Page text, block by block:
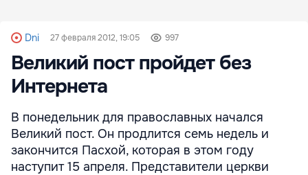
Dni 27 февраля 2012, 19:05 997
Великий пост пройдет без
Интернета
В понедельник для православных начался
Великий пост. Он продлится семь недель и
закончится Пасхой, которая в этом году
наступит 15 апреля. Представители церкви